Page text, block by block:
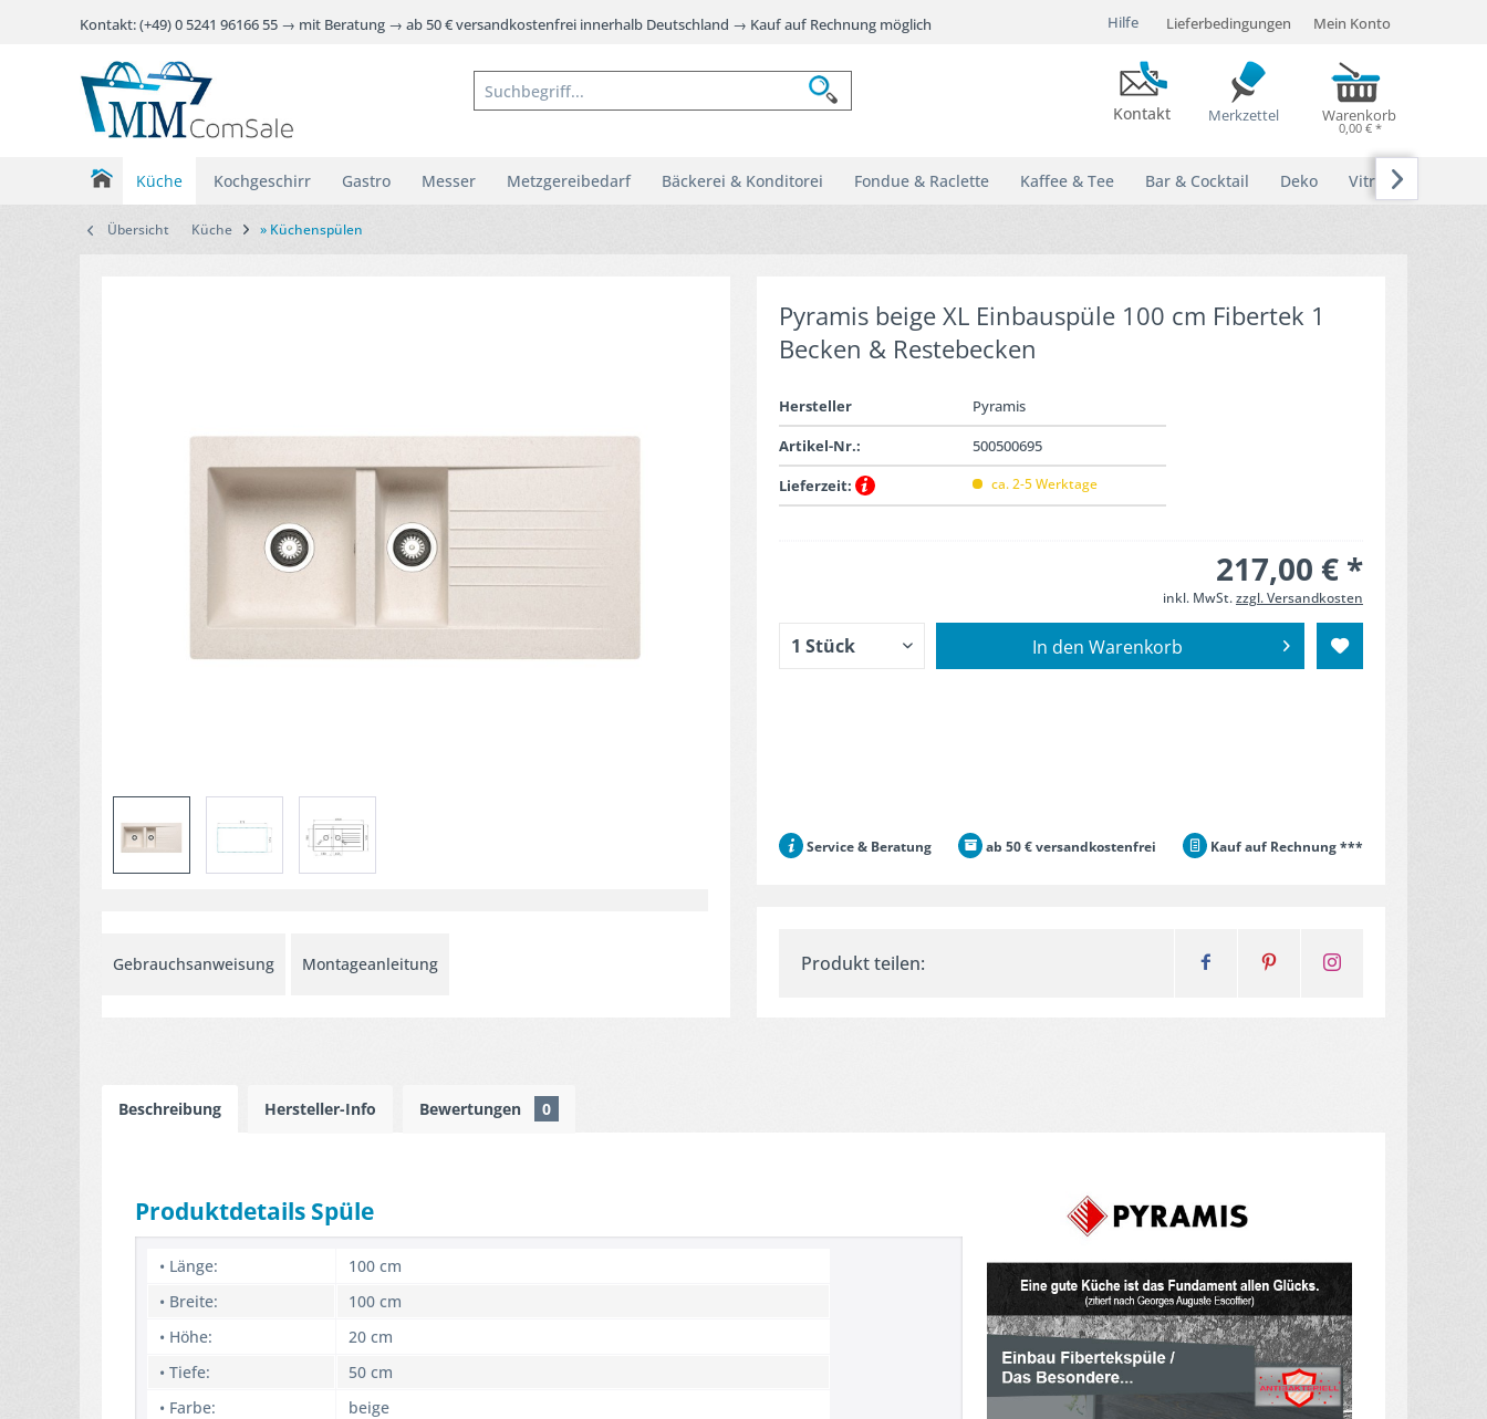
Hilfe Lieferbedingungen
Kontakt: (+49) 0 5241 96166 55 → mit Beratung → ab 50 € versandkostenfrei innerhalb Deutschland → Kauf auf Rechnung möglich
Kontakt Merkzettel
Mein Konto
Warenkorb
0,00 € *
Küche Kochgeschirr Gastro Messer Metzgereibedarf Bäckerei & Konditorei Fondue & Raclette Kaffee & Tee Bar & Cocktail Deko Vitrinen

Übersicht Küche » Küchenspülen
Gebrauchsanweisung Montageanleitung
Pyramis beige XL Einbauspüle 100 cm Fibertek 1
Becken & Restebecken
Hersteller
Pyramis
Artikel-Nr.:
500500695
Lieferzeit:
ca. 2-5 Werktage
217,00 € *
inkl. MwSt.zzgl. Versandkosten
In den Warenkorb
Service & Beratung ab 50 € versandkostenfrei Kauf auf Rechnung ***
Produkt teilen:
Beschreibung Hersteller-Info Bewertungen 0
Produktdetails Spüle
• Länge:
100 cm
• Breite:
100 cm
• Höhe:
20 cm
• Tiefe:
50 cm
• Farbe:
beige